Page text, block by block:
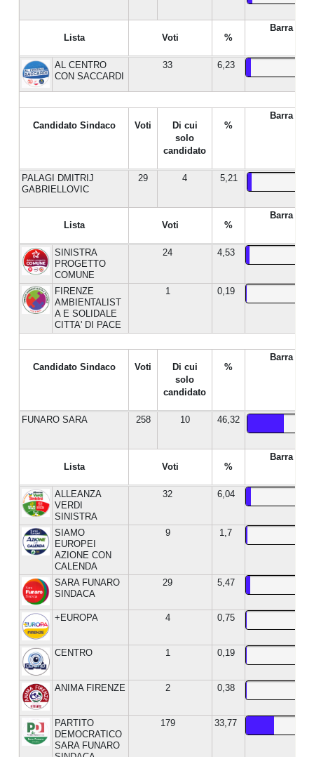
Lista Voti %
Barra %
AL CENTRO
CON SACCARDI
33 6,23
Candidato Sindaco Voti
Di cui
solo
candidato
%
Barra %
PALAGI DMITRIJ
GABRIELLOVIC
29 4 5,21
Lista Voti %
Barra %
SINISTRA
PROGETTO
COMUNE
24 4,53
FIRENZE
AMBIENTALIST
A E SOLIDALE
CITTA' DI PACE
1 0,19
Candidato Sindaco Voti
Di cui
solo
candidato
%
Barra %
FUNARO SARA 258 10 46,32
Lista Voti %
Barra %
ALLEANZA
VERDI
SINISTRA
32 6,04
SIAMO
EUROPEI
AZIONE CON
CALENDA
9 1,7
SARA FUNARO
SINDACA
29 5,47
+EUROPA 4 0,75
CENTRO 1 0,19
ANIMA FIRENZE 2 0,38
PARTITO
DEMOCRATICO
SARA FUNARO
179 33,77